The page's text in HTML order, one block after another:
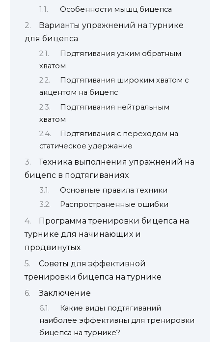
Особенности мышц бицепса
Варианты упражнений на турнике
для бицепса
Подтягивания узким обратным
хватом
Подтягивания широким хватом с
акцентом на бицепс
Подтягивания нейтральным
хватом
Подтягивания с переходом на
статическое удержание
Техника выполнения упражнений на
бицепс в подтягиваниях
Основные правила техники
Распространенные ошибки
Программа тренировки бицепса на
турнике для начинающих и
продвинутых
Советы для эффективной
тренировки бицепса на турнике
Заключение
Какие виды подтягиваний
наиболее эффективны для тренировки
бицепса на турнике?